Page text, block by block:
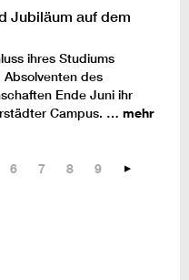
Jubiläum auf dem
ihres Studiums
des
Ende Juni ihr
Campus. … mehr
6 7 8 9